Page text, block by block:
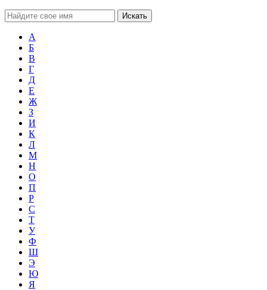
А
Б
В
Г
Д
Е
Ж
З
И
К
Л
М
Н
О
П
Р
С
Т
У
Ф
Ш
Э
Ю
Я